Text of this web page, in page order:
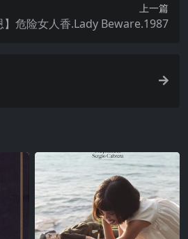
上一篇
】危险女人香.Lady Beware.1987